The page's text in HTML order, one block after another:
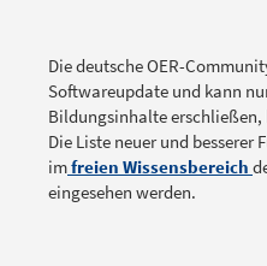
Die deutsche OER-
Softwareupdate und kann
Bildungsinhalte
Die Liste neuer und
imfreien Wissensbereich
eingesehen werden.